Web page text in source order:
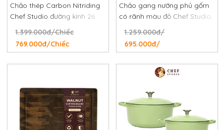
Chảo thép Carbon Nitriding
Chef Studio đường kính 26
cm, chống dính tự nhiên,
chống rỉ, chống xước
1.399.000đ/Chiếc
769.000đ/Chiếc
Chảo gang nướng phủ gốm
có rãnh màu đỏ Chef Studio,
đường kính 24 cm
1.259.000đ/
695.000đ/